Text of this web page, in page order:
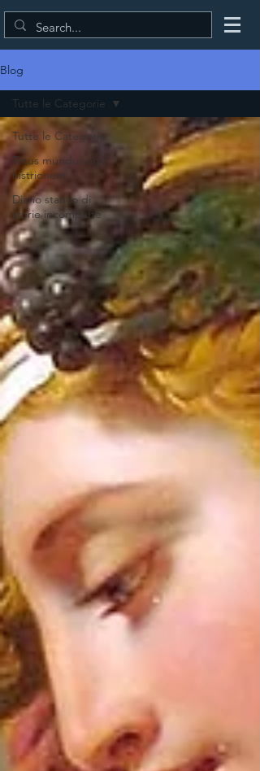
Blog
Tutte le Categorie
Totus mundus agit
histrionem
Diario stanco di
storie incompiute
Tutte le Categorie